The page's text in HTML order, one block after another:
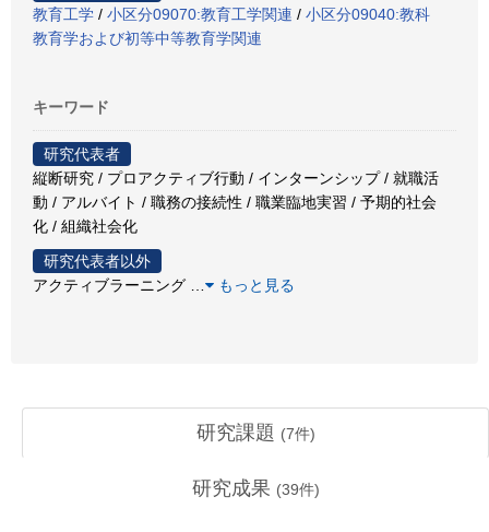
教育工学 / 小区分09070:教育工学関連 / 小区分09040:教科
教育学および初等中等教育学関連
キーワード
研究代表者
縦断研究 / プロアクティブ行動 / インターンシップ / 就職活
動 / アルバイト / 職務の接続性 / 職業臨地実習 / 予期的社会
化 / 組織社会化
研究代表者以外
アクティブラーニング
もっと見る
研究課題 (7件)
研究成果 (39件)